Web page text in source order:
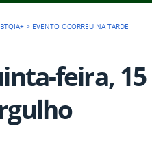
> EVENTO OCORREU NA TARDE
feira, 15